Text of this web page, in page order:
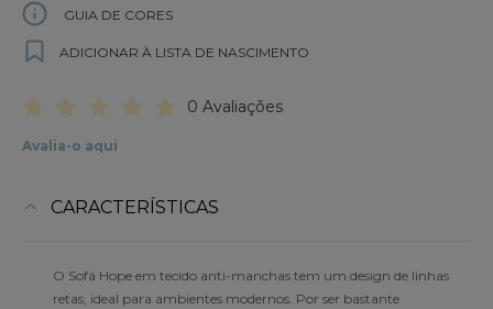
GUIA DE CORES
ADICIONAR À LISTA DE NASCIMENTO
0 Avaliações
Avalia-o aqui
CARACTERÍSTICAS
O Sofá Hope em tecido anti-manchas tem um design de linhas
retas, ideal para ambientes modernos. Por ser bastante